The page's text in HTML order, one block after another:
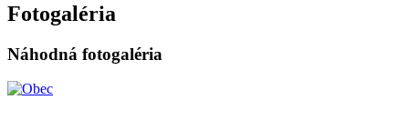
Fotogaléria
Náhodná fotogaléria